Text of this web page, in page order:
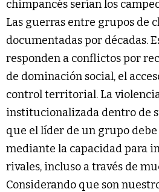
chimpancés serían los
Las guerras entre grupos de
documentadas por décadas.
responden a conflictos por
de dominación social, el
control territorial. La
institucionalizada dentro de
que el líder de un grupo
mediante la capacidad para
rivales, incluso a través de
Considerando que son